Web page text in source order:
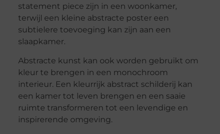
statement piece zijn in een woonkamer,
terwijl een kleine abstracte poster een
subtielere toevoeging kan zijn aan een
slaapkamer.
Abstracte kunst kan ook worden gebruikt om
kleur te brengen in een monochroom
interieur. Een kleurrijk abstract schilderij kan
een kamer tot leven brengen en een saaie
ruimte transformeren tot een levendige en
inspirerende omgeving.